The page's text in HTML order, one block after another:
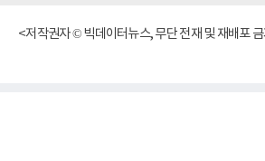
<저작권자 © 빅데이터뉴스, 무단 전재 및 재배포